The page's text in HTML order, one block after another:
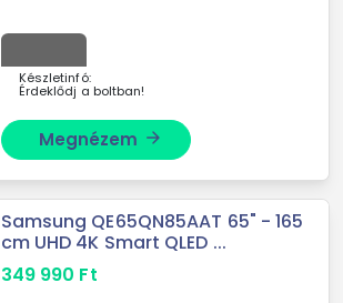
Micro ...
Készletinfó:
Érdeklődj a boltban!
Megnézem arrow_forward
Samsung QE65QN85AAT 65" - 165
cm UHD 4K Smart QLED ...
349 990 Ft